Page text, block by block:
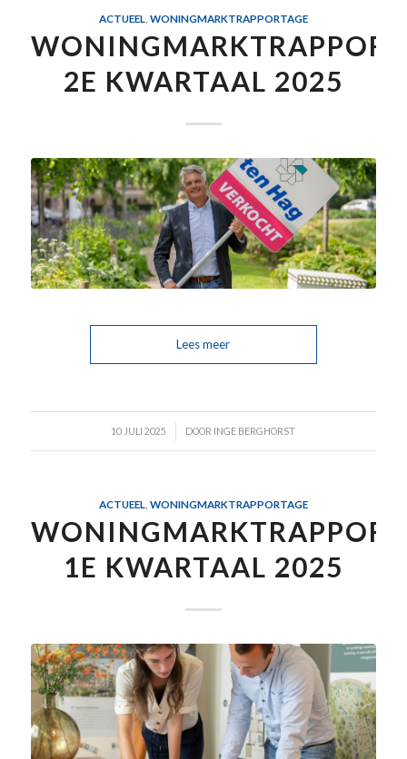
ACTUEEL WONINGMARKTRAPPORTAGE
2E KWARTAAL 2025
Lees meer
10 JULI 2025
/ DOOR INGE BERGHORST
ACTUEEL, WONINGMARKTRAPPORTAGE
1E KWARTAAL 2025